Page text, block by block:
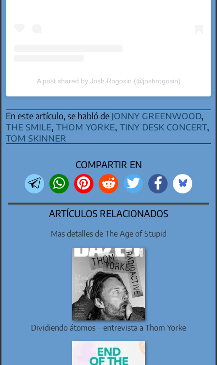
A post shared by Josh Rogosin (@joshrogosin)
En este artículo, se habló de jonny greenwood,
the smile,thom yorke,tiny desk concert,
tom skinner
COMPARTIR EN
ARTÍCULOS RELACIONADOS
Mas detalles de The Age of Stupid
Dividiendo átomos – entrevista a Thom Yorke